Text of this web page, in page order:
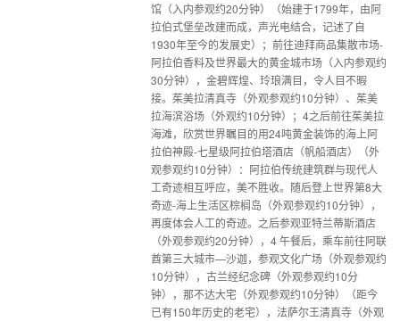
馆（入内参观约20分钟）（始建于1799年，由阿
拉伯式堡垒改建而成，声光电结合，记述了自
1930年至今的发展史）；前往迪拜商品集散市场-
阿拉伯香料及世界最大的黄金城市场（入内参观约
30分钟），金碧辉煌、玲琅满目，令人目不暇
接。茱美拉清真寺（外观参观约10分钟）、茱美
拉海滨浴场（外观约10分钟）；4之后前往茱美拉
海滩，欣赏世界瞩目的用24吨黄金装饰的海上阿
拉伯神殿-七星级阿拉伯塔酒店（帆船酒店）（外
观参观约10分钟）：阿拉伯传统建筑群与现代人
工奇迹相互呼应，美不胜收。随后登上世界第8大
奇迹-海上生活区棕榈岛（外观参观约10分钟），
再度体会人工的奇迹。之后参观亚特兰蒂斯酒店
（外观参观约20分钟），4 午餐后，乘车前往阿联
酋第三大城市—沙迦，参观文化广场（外观参观约
10分钟），古兰经纪念碑（外观参观约10分
钟），那不达大宅（外观参观约10分钟）（距今
已有150年历史的老宅），法萨尔王清真寺（外观